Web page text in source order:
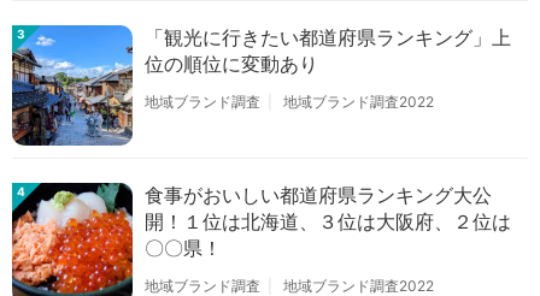
3
「観光に行きたい都道府県ランキング」上
位の順位に変動あり
地域ブランド調査 地域ブランド調査2022
4
食事がおいしい都道府県ランキング大公
開！１位は北海道、３位は大阪府、２位は
〇〇県！
地域ブランド調査 地域ブランド調査2022